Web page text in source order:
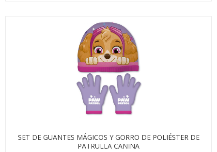
SET DE GUANTES MÁGICOS Y GORRO DE POLIÉSTER DE
PATRULLA CANINA